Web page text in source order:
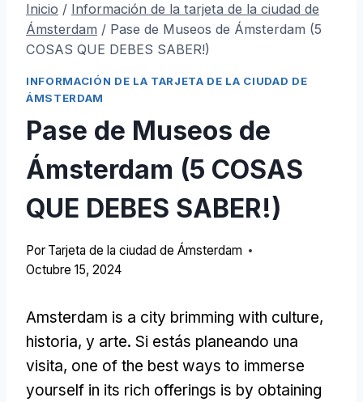
Inicio / Información de la tarjeta de la ciudad de
Ámsterdam / Pase de Museos de Ámsterdam (5
COSAS QUE DEBES SABER!)
INFORMACIÓN DE LA TARJETA DE LA CIUDAD DE
ÁMSTERDAM
Pase de Museos de
Ámsterdam (5 COSAS
QUE DEBES SABER!)
Por Tarjeta de la ciudad de Ámsterdam
Octubre 15, 2024
Amsterdam is a city brimming with culture,
historia, y arte. Si estás planeando una
visita, one of the best ways to immerse
yourself in its rich offerings is by obtaining